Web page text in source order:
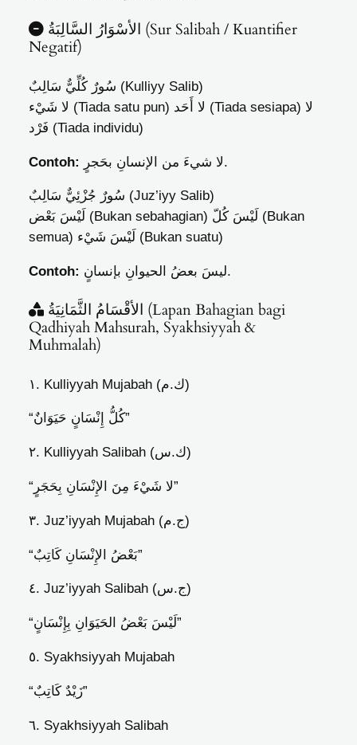
الأسْوَارُ السَّالِبَةُ (Sur Salibah / Kuantifier
Negatif)
سُورٌ كُلِّيٌّ سَالِبٌ (Kulliyy Salib)
لا شَيْء (Tiada satu pun)
لا أَحَد (Tiada sesiapa) لا
فَرْد (Tiada individu)
Contoh: لا شيءَ من الإنسانِ بحَجرٍ.
سُورٌ جُزْئِيٌّ سَالِبٌ (Juz’iyy Salib)
لَيْسَ بَعْض (Bukan sebahagian) لَيْسَ كُلّ (Bukan
semua)
لَيْسَ شَيْء (Bukan suatu)
Contoh: ليسَ بعضُ الحيوانِ بإنسانٍ.
الأقْسَامُ الثَّمَانِيَةُ (Lapan Bahagian bagi
Qadhiyah Mahsurah, Syakhsiyyah &
Muhmalah)
١. Kulliyyah Mujabah (ك.م)
“كُلُّ إِنْسَانٍ حَيَوَانٌ”
٢. Kulliyyah Salibah (ك.س)
“لا شَيْءَ مِنَ الإِنْسَانِ بِحَجَرٍ”
٣. Juz’iyyah Mujabah (ج.م)
“بَعْضُ الإِنْسَانِ كَاتِبٌ”
٤. Juz’iyyah Salibah (ج.س)
“لَيْسَ بَعْضُ الحَيَوَانِ بِإِنْسَانٍ”
٥. Syakhsiyyah Mujabah
“زَيْدٌ كَاتِبٌ”
٦. Syakhsiyyah Salibah